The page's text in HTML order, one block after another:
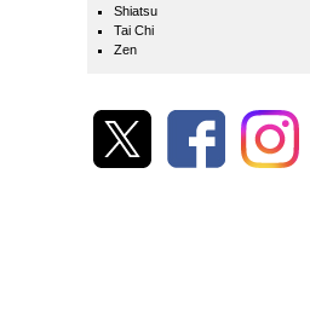
Shiatsu
Tai Chi
Zen